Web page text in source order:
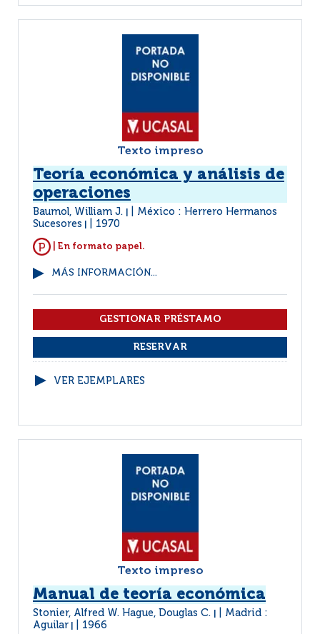
Texto impreso
Teoría económica y análisis de
operaciones
Baumol, William J.
México : Herrero Hermanos
Sucesores
1970
| En formato papel.
MÁS INFORMACIÓN...
VER EJEMPLARES
Texto impreso
Manual de teoría económica
Stonier, Alfred W. Hague, Douglas C.
Madrid :
Aguilar
1966